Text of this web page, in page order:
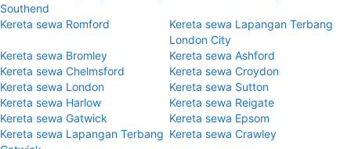
Southend
Kereta sewa Romford
Kereta sewa Lapangan Terbang
London City
Kereta sewa Bromley
Kereta sewa Ashford
Kereta sewa Chelmsford
Kereta sewa Croydon
Kereta sewa London
Kereta sewa Sutton
Kereta sewa Harlow
Kereta sewa Reigate
Kereta sewa Gatwick
Kereta sewa Epsom
Kereta sewa Lapangan Terbang Kereta sewa Crawley